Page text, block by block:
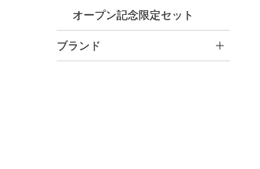
オープン記念限定セット
ブランド